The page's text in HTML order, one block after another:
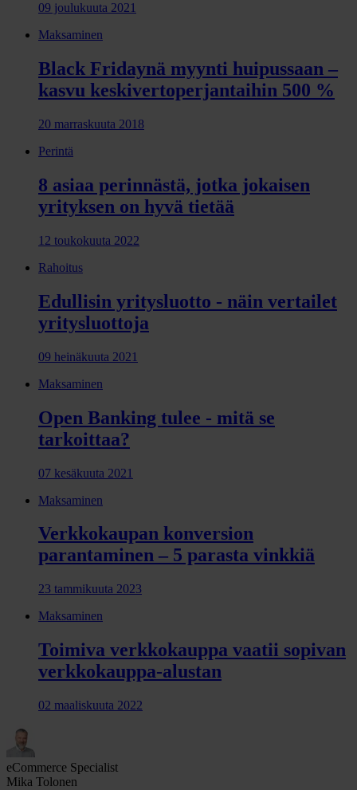
09 joulukuuta 2021
Maksaminen
Black Fridaynä myynti huipussaan –
kasvu keskivertoperjantaihin 500 %
20 marraskuuta 2018
Perintä
8 asiaa perinnästä, jotka jokaisen
yrityksen on hyvä tietää
12 toukokuuta 2022
Rahoitus
Edullisin yritysluotto - näin vertailet
yritysluottoja
09 heinäkuuta 2021
Maksaminen
Open Banking tulee - mitä se
tarkoittaa?
07 kesäkuuta 2021
Maksaminen
Verkkokaupan konversion
parantaminen – 5 parasta vinkkiä
23 tammikuuta 2023
Maksaminen
Toimiva verkkokauppa vaatii sopivan
verkkokauppa-alustan
02 maaliskuuta 2022
eCommerce Specialist
Mika Tolonen